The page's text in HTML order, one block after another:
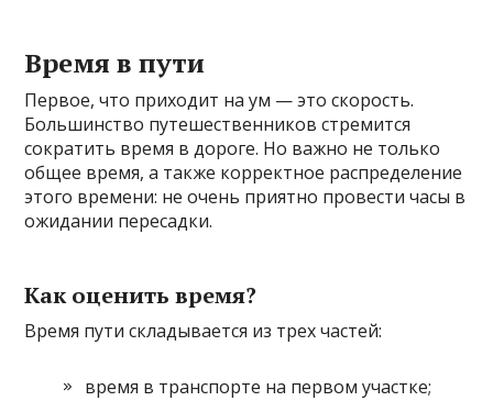
Время в пути
Первое, что приходит на ум — это скорость.
Большинство путешественников стремится
сократить время в дороге. Но важно не только
общее время, а также корректное распределение
этого времени: не очень приятно провести часы в
ожидании пересадки.
Как оценить время?
Время пути складывается из трех частей:
время в транспорте на первом участке;